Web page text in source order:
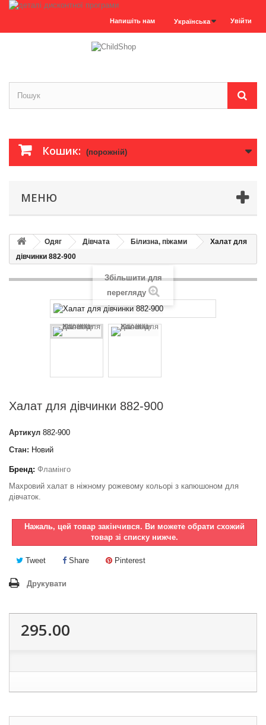
Увійти
Українська
Напишіть нам
Кошик: (порожній)
МЕНЮ
Одяг Дівчата Білизна, піжами
Халат для
дівчинки 882-900
Збільшити для
перегляду
Халат для дівчинки 882-900
Артикул 882-900
Стан: Новий
Бренд: Фламінго
Махровий халат в ніжному рожевому кольорі з капюшоном для
дівчаток.
Нажаль, цей товар закінчився. Ви можете обрати схожий
товар зі списку нижче.
Tweet Share Pinterest
Друкувати
295.00